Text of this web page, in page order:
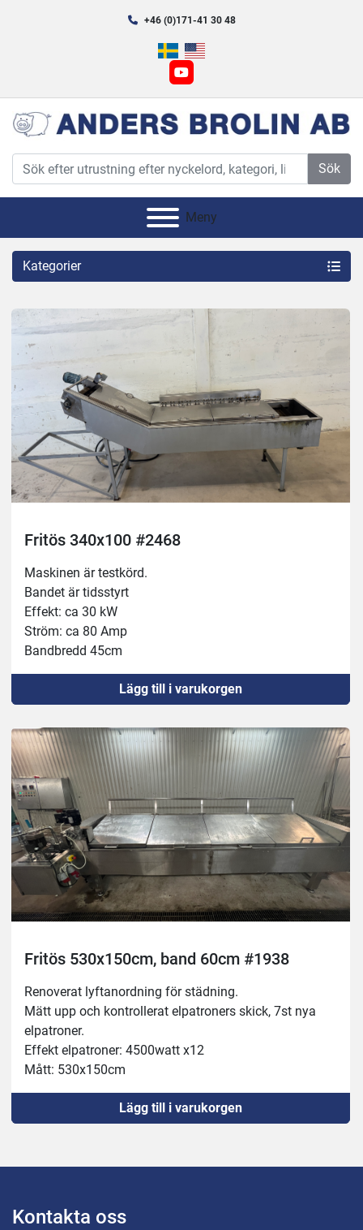
+46 (0)171-41 30 48
youtube
Sök
Meny
Kategorier
Fritös 340x100 #2468
Maskinen är testkörd.
Bandet är tidsstyrt
Effekt: ca 30 kW
Ström: ca 80 Amp
Bandbredd 45cm
Mått: 340x100cm
Ny sockel och lampa
Ny tempgivare
Lägg till i varukorgen
Fritös 530x150cm, band 60cm #1938
Renoverat lyftanordning för städning.
Mätt upp och kontrollerat elpatroners skick, 7st nya
elpatroner.
Effekt elpatroner: 4500watt x12
Mått: 530x150cm
Bälte: 60cm
Invändigt mått för produkt: 400x60cm.
Justerbar hastighet för band.Med oljebehållare 1100
bra.
Lägg till i varukorgen
Kontakta oss